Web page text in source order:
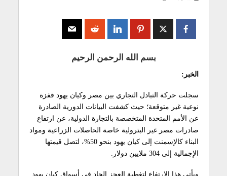
بسم الله الرحمن الرحيم
الخبر:
سجلت حركة التبادل التجاري بين مصر وكيان يهود قفزة
نوعية غير متوقعة؛ حيث كشفت البيانات الدورية الصادرة
عن الأمم المتحدة المتخصصة بالتجارة الدولية، عن ارتفاع
صادرات مصر غير البترولية خاصة الحاصلات الزراعية ومواد
البناء كالإسمنت إلى كيان يهود بنحو 50%، لتصل قيمتها
الإجمالية إلى 304 ملايين دولار.
ويأتي هذا الارتفاع لتغطية العجز الحاد في أسواق كيان يهود